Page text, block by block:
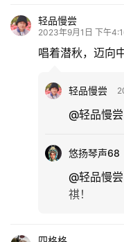
轻品慢尝
2023年9月1日 下午
唱着潜秋，迈向
轻品慢尝
@轻品慢尝
悠扬琴声68
@轻品慢尝
祺！